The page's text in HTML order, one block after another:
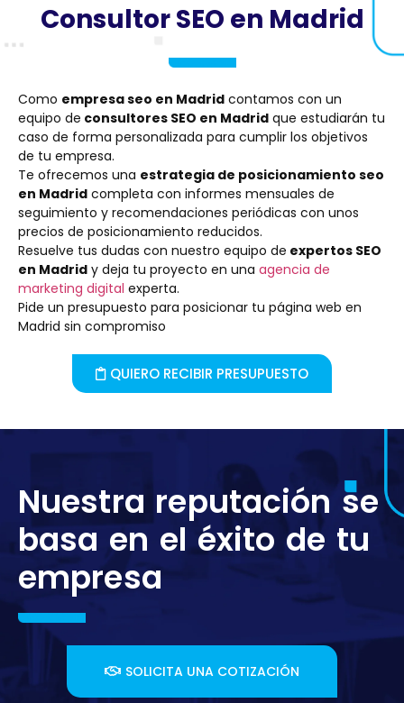
Consultor SEO en Madrid
Como empresa seo en Madrid contamos con un
equipo de consultores SEO en Madrid que estudiarán tu
caso de forma personalizada para cumplir los objetivos
de tu empresa.
Te ofrecemos una estrategia de posicionamiento seo
en Madrid completa con informes mensuales de
seguimiento y recomendaciones periódicas con unos
precios de posicionamiento reducidos.
Resuelve tus dudas con nuestro equipo de expertos SEO
en Madrid y deja tu proyecto en una agencia de
marketing digital experta.
Pide un presupuesto para posicionar tu página web en
Madrid sin compromiso
QUIERO RECIBIR PRESUPUESTO
Nuestra reputación se
basa en el éxito de tu
empresa
SOLICITA UNA COTIZACIÓN